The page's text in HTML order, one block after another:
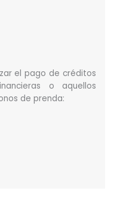
el pago de créditos
o aquellos
de prenda: